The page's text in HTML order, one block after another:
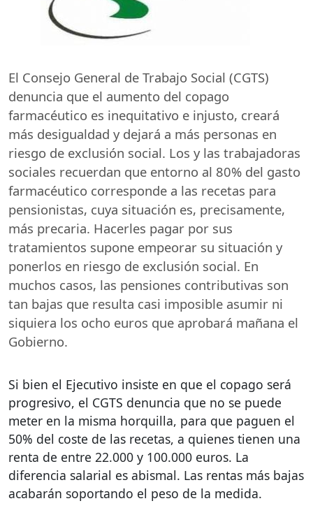
El Consejo General de Trabajo Social (CGTS)
denuncia que el aumento del copago
farmacéutico es inequitativo e injusto, creará
más desigualdad y dejará a más personas en
riesgo de exclusión social. Los y las trabajadoras
sociales recuerdan que entorno al 80% del gasto
farmacéutico corresponde a las recetas para
pensionistas, cuya situación es, precisamente,
más precaria. Hacerles pagar por sus
tratamientos supone empeorar su situación y
ponerlos en riesgo de exclusión social. En
muchos casos, las pensiones contributivas son
tan bajas que resulta casi imposible asumir ni
siquiera los ocho euros que aprobará mañana el
Gobierno.
Si bien el Ejecutivo insiste en que el copago será
progresivo, el CGTS denuncia que no se puede
meter en la misma horquilla, para que paguen el
50% del coste de las recetas, a quienes tienen una
renta de entre 22.000 y 100.000 euros. La
diferencia salarial es abismal. Las rentas más bajas
acabarán soportando el peso de la medida.